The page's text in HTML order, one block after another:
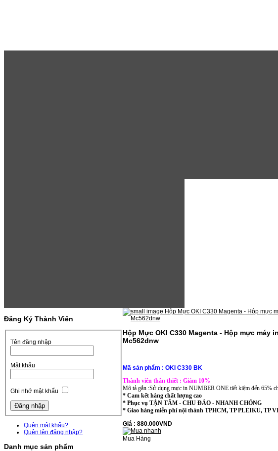
Đăng Ký Thành Viên
Tên đăng nhập
Mật khẩu
Ghi nhớ mật khẩu
Quên mật khẩu?
Quên tên đăng nhập?
Danh mục sản phẩm
Hộp Mực OKI C330 Magenta - Hộp mực máy
Mc562dnw
Mã sản phẩm : OKI C330 BK
Thành viên thân thiết : Giảm 10%
Mô tả gắn :Sử dụng mực in NUMBER ONE tiết kiệm đến 65%
* Cam kết hàng chất lượng cao
* Phục vụ TẬN TÂM - CHU ĐÁO - NHANH CHÓNG
* Giao hàng miễn phí nội thành TPHCM, TP PLEIKU, TP
Giá : 880.000VND
Mua Hàng